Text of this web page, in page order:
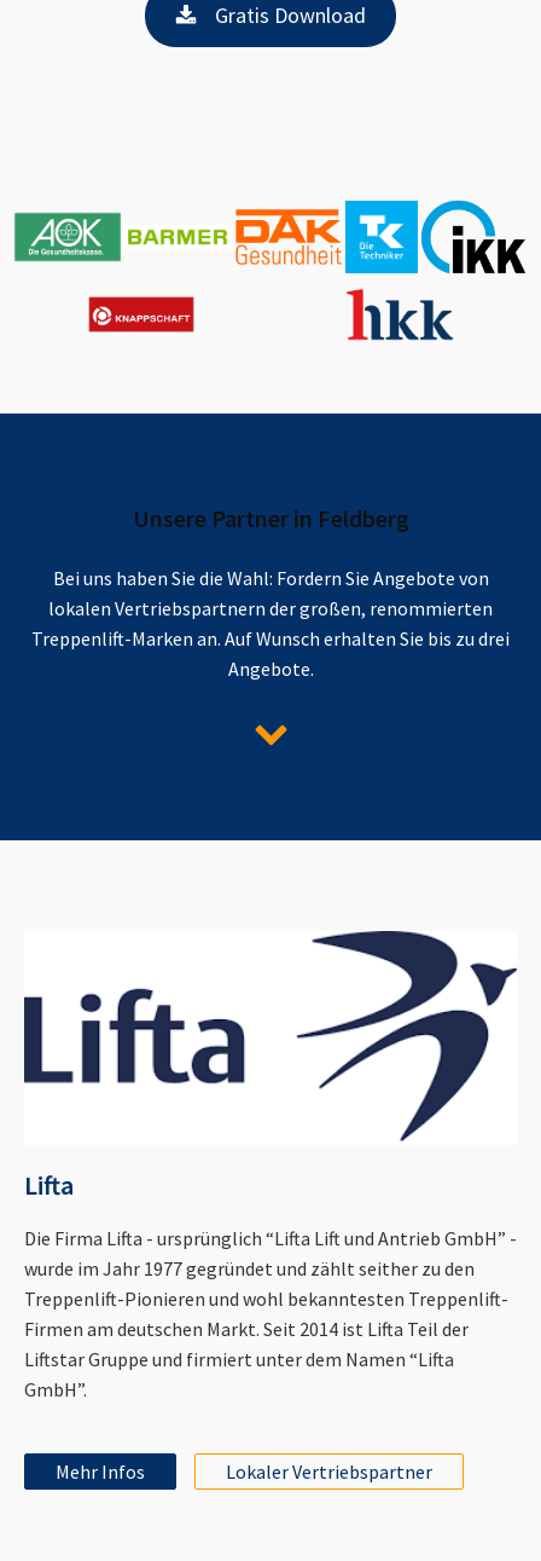
Gratis Download
Unsere Partner in Feldberg
Bei uns haben Sie die Wahl: Fordern Sie Angebote von
lokalen Vertriebspartnern der großen, renommierten
Treppenlift-Marken an. Auf Wunsch erhalten Sie bis zu drei
Angebote.
Lifta
Die Firma Lifta - ursprünglich “Lifta Lift und Antrieb GmbH” -
wurde im Jahr 1977 gegründet und zählt seither zu den
Treppenlift-Pionieren und wohl bekanntesten Treppenlift-
Firmen am deutschen Markt. Seit 2014 ist Lifta Teil der
Liftstar Gruppe und firmiert unter dem Namen “Lifta
GmbH”.
Mehr Infos Lokaler Vertriebspartner